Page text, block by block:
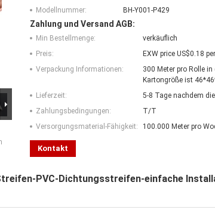
Modellnummer:
BH-Y001-P429
Zahlung und Versand AGB:
Min Bestellmenge:
verkäuflich
Preis:
EXW price US$0.18
Verpackung Informationen:
300 Meter pro Rolle in
Kartongröße ist
Lieferzeit:
5-8 Tage nachdem
Zahlungsbedingungen:
T/T
Versorgungsmaterial-Fähigkeit:
100.000 Meter pro
Kontakt
PVC-Dichtungsstreifen-einfache